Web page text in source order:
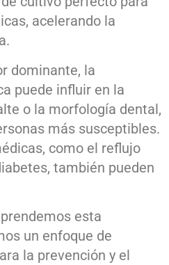
acelerando la
dominante, la
puede influir en la
o la morfología dental,
más susceptibles.
como el reflujo
también pueden
esta
un enfoque de
la prevención y el